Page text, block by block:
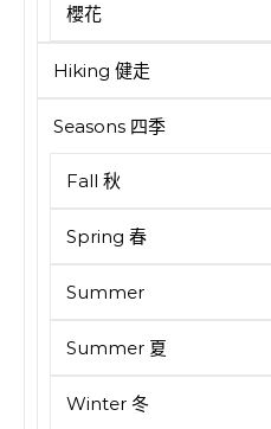
櫻花
Hiking 健走
Seasons 四季
Fall 秋
Spring 春
Summer
Summer 夏
Winter 冬